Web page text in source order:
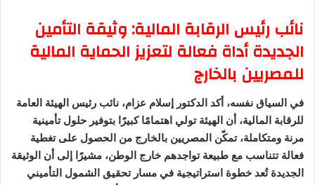
نائب رئيس الرقابة المالية: وثيقة التأمين
الجديدة أداة فعالة لتعزيز الحماية المالية
للمصريين بالخارج
في السياق نفسه، أكد الدكتور إسلام عزام، نائب رئيس الهيئة العامة
للرقابة المالية، أن الهيئة تولي اهتمامًا كبيرًا بتوفير حلول تأمينية
مرنة ومتكاملة، تمكّن المصريين بالخارج من الحصول على تغطية
فعالة تتناسب مع طبيعة تواجدهم خارج الوطن، مشيرًا إلى أن الوثيقة
الجديدة تُعد خطوة استراتيجية في مسار تحقيق الشمول التأميني